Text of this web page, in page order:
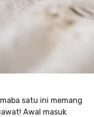
satu ini memang
Awal masuk